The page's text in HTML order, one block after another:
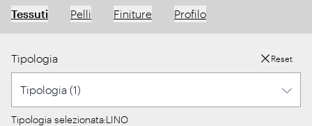
Tessuti Pelli Finiture Profilo
Tipologia Reset
Tipologia selezionata:LINO